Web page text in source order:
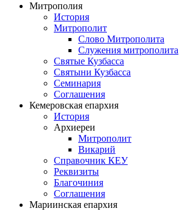
Митрополия
История
Митрополит
Слово Митрополита
Служения митрополита
Святые Кузбасса
Святыни Кузбасса
Семинария
Соглашения
Кемеровская епархия
История
Архиереи
Митрополит
Викарий
Справочник КЕУ
Реквизиты
Благочиния
Соглашения
Мариинская епархия